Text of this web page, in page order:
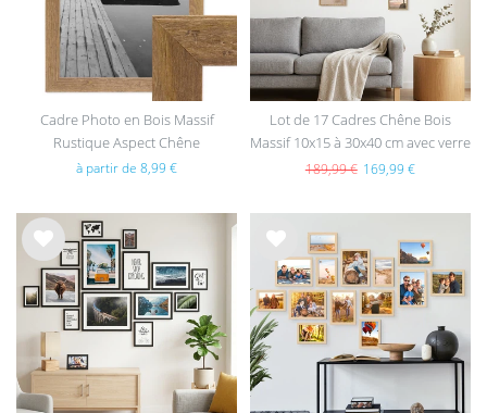
Cadre Photo en Bois Massif
Rustique Aspect Chêne
à partir de 8,99 €
Lot de 17 Cadres Chêne Bois
Massif 10x15 à 30x40 cm avec verre
acrylique
189,99 € 169,99 €
List
e de
sou
s
List
e de
sou
hait